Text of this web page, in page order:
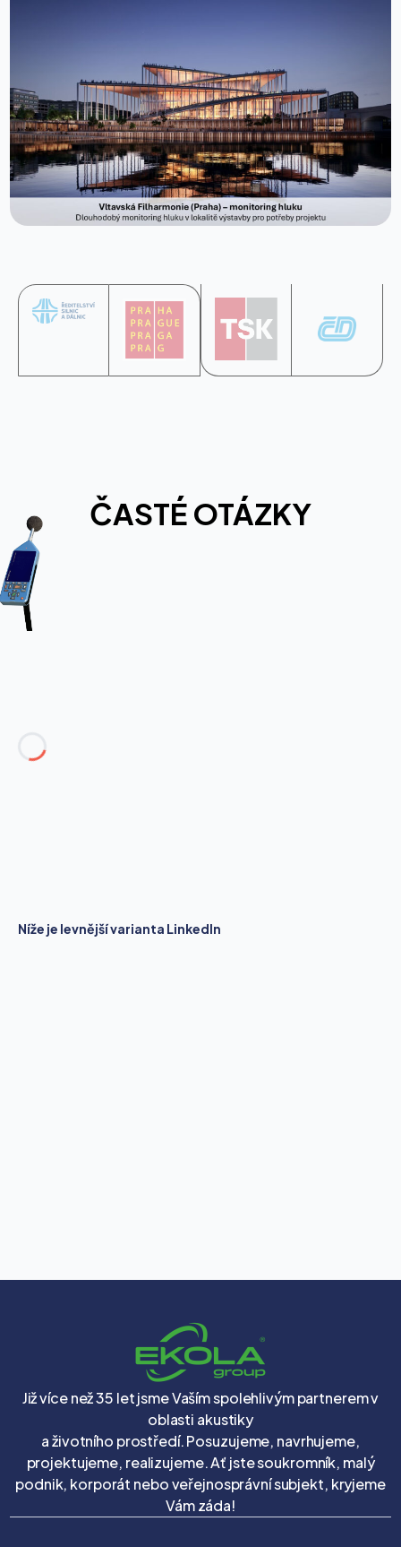
ČASTÉ OTÁZKY
Níže je levnější varianta LinkedIn
Již více než 35 let jsme Vaším spolehlivým partnerem v
oblasti akustiky
a životního prostředí. Posuzujeme, navrhujeme,
projektujeme, realizujeme. Ať jste soukromník, malý
podnik, korporát nebo veřejnosprávní subjekt, kryjeme
Vám záda!